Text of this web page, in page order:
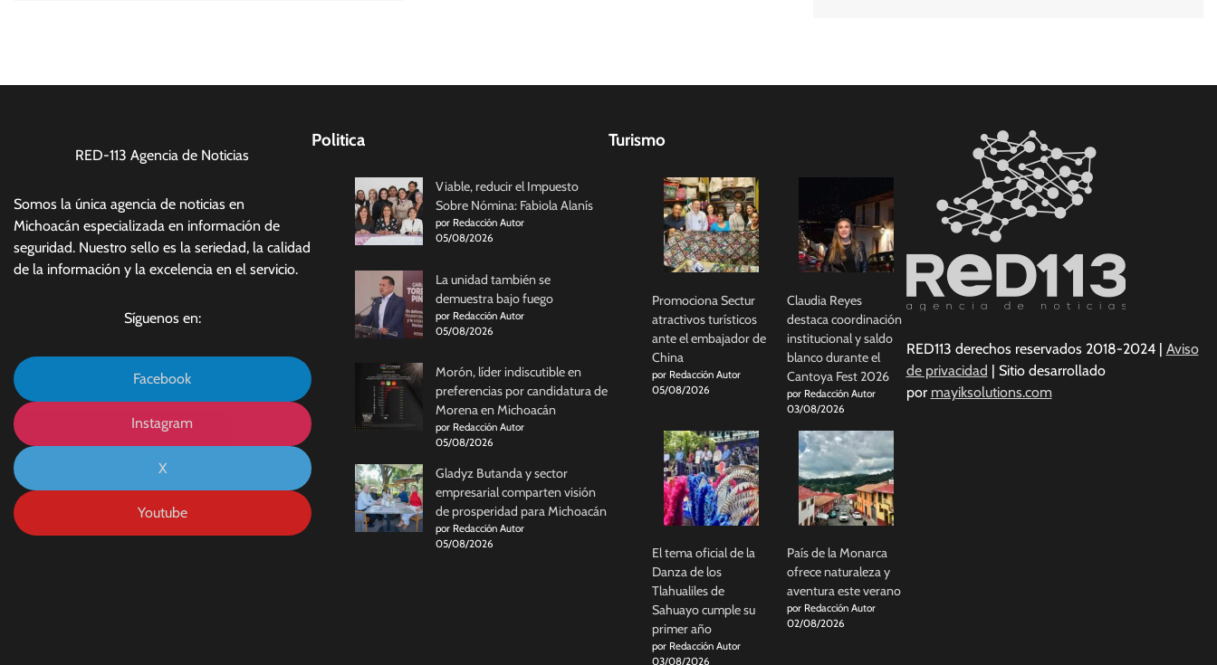
RED-113 Agencia de Noticias
Somos la única agencia de noticias en
Michoacán especializada en información de
seguridad. Nuestro sello es la seriedad, la calidad
de la información y la excelencia en el servicio.
Síguenos en:
Facebook
Instagram
X
Youtube
Politica
Viable, reducir el Impuesto
Sobre Nómina: Fabiola Alanís
por Redacción Autor
05/08/2026
La unidad también se
demuestra bajo fuego
por Redacción Autor
05/08/2026
Morón, líder indiscutible en
preferencias por candidatura de
Morena en Michoacán
por Redacción Autor
05/08/2026
Gladyz Butanda y sector
empresarial comparten visión
de prosperidad para Michoacán
por Redacción Autor
05/08/2026
Turismo
Promociona Sectur
atractivos turísticos
ante el embajador de
China
por Redacción Autor
05/08/2026
Claudia Reyes
destaca coordinación
institucional y saldo
blanco durante el
Cantoya Fest 2026
por Redacción Autor
03/08/2026
El tema oficial de la
Danza de los
Tlahualiles de
Sahuayo cumple su
primer año
por Redacción Autor
03/08/2026
País de la Monarca
ofrece naturaleza y
aventura este verano
por Redacción Autor
02/08/2026
RED113 derechos reservados 2018-2024 | Aviso
de privacidad | Sitio desarrollado
por mayiksolutions.com